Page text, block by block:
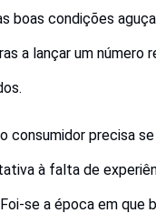
boas condições
a lançar um número
consumidor precisa
à falta de
se a época em que